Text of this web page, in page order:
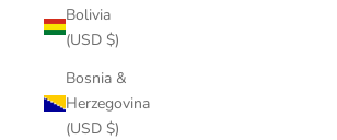
Bolivia
(USD $)
Bosnia &
Herzegovina
(USD $)